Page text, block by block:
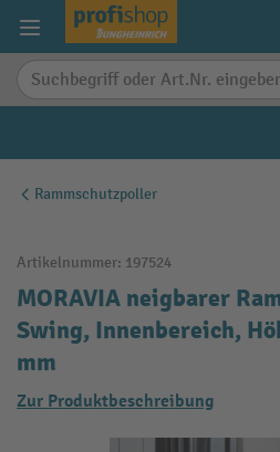
springen
Rammschutzpoller
Artikelnummer: 197524
MORAVIA neigbarer
Swing, Innenbereich,
mm
Zur Produktbeschreibung